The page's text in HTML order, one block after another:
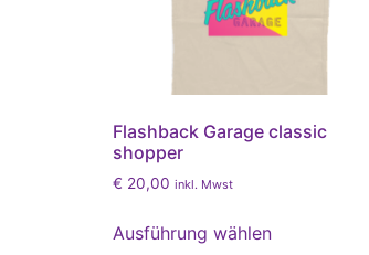
Flashback Garage classic
shopper
€ 20,00 inkl. Mwst
Ausführung wählen